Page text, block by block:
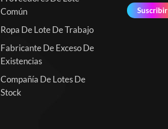
Común
Ropa De Lote De Trabajo
Fabricante De Exceso De
Existencias
Compañía De Lotes De
Stock
Suscribir